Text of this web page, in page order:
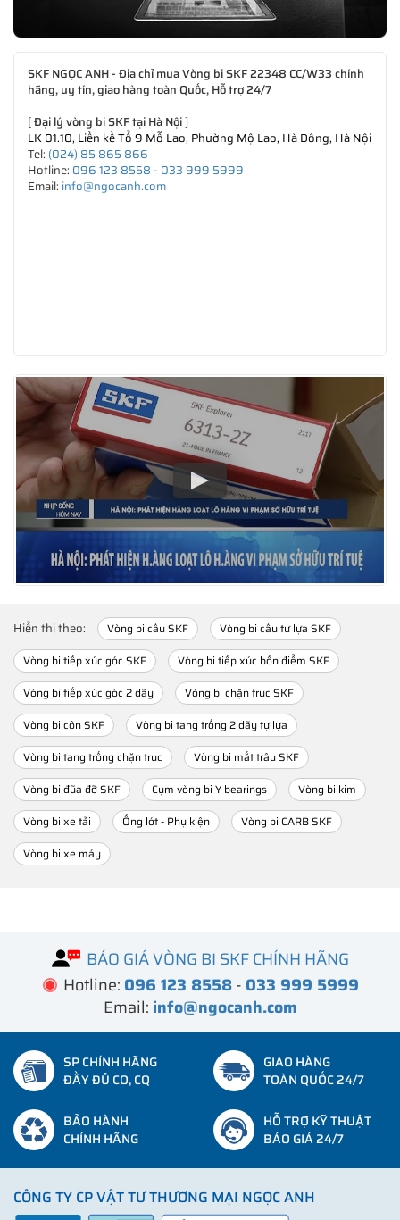
SKF NGỌC ANH - Địa chỉ mua Vòng bi SKF 22348 CC/W33 chính
hãng, uy tín, giao hàng toàn Quốc, Hỗ trợ 24/7
[Đại lý vòng bi SKF tại Hà Nội]
LK 01.10, Liền kề Tổ 9 Mỗ Lao, Phường Mộ Lao, Hà Đông, Hà Nội
Tel: (024) 85 865 866
Hotline: 096 123 8558- 033 999 5999
Email: info@ngocanh.com
Hiển thị theo: Vòng bi cầu SKF
Vòng bi cầu tự lựa SKF
Vòng bi tiếp xúc góc SKF
Vòng bi tiếp xúc bốn điểm SKF
Vòng bi tiếp xúc góc 2 dãy
Vòng bi chặn trục SKF
Vòng bi côn SKF
Vòng bi tang trống 2 dãy tự lựa
Vòng bi tang trống chặn trục
Vòng bi mắt trâu SKF
Vòng bi đũa đỡ SKF
Cụm vòng bi Y-bearings
Vòng bi kim
Vòng bi xe tải
Ống lót - Phụ kiện
Vòng bi CARB SKF
Vòng bi xe máy
BÁO GIÁ VÒNG BI SKF CHÍNH HÃNG
Hotline: 096 123 8558- 033 999 5999
Email: info@ngocanh.com
SP CHÍNH HÃNG
ĐẦY ĐỦ CO, CQ
GIAO HÀNG
TOÀN QUỐC 24/7
BẢO HÀNH
CHÍNH HÃNG
HỖ TRỢ KỸ THUẬT
BÁO GIÁ 24/7
CÔNG TY CP VẬT TƯ THƯƠNG MẠI NGỌC ANH